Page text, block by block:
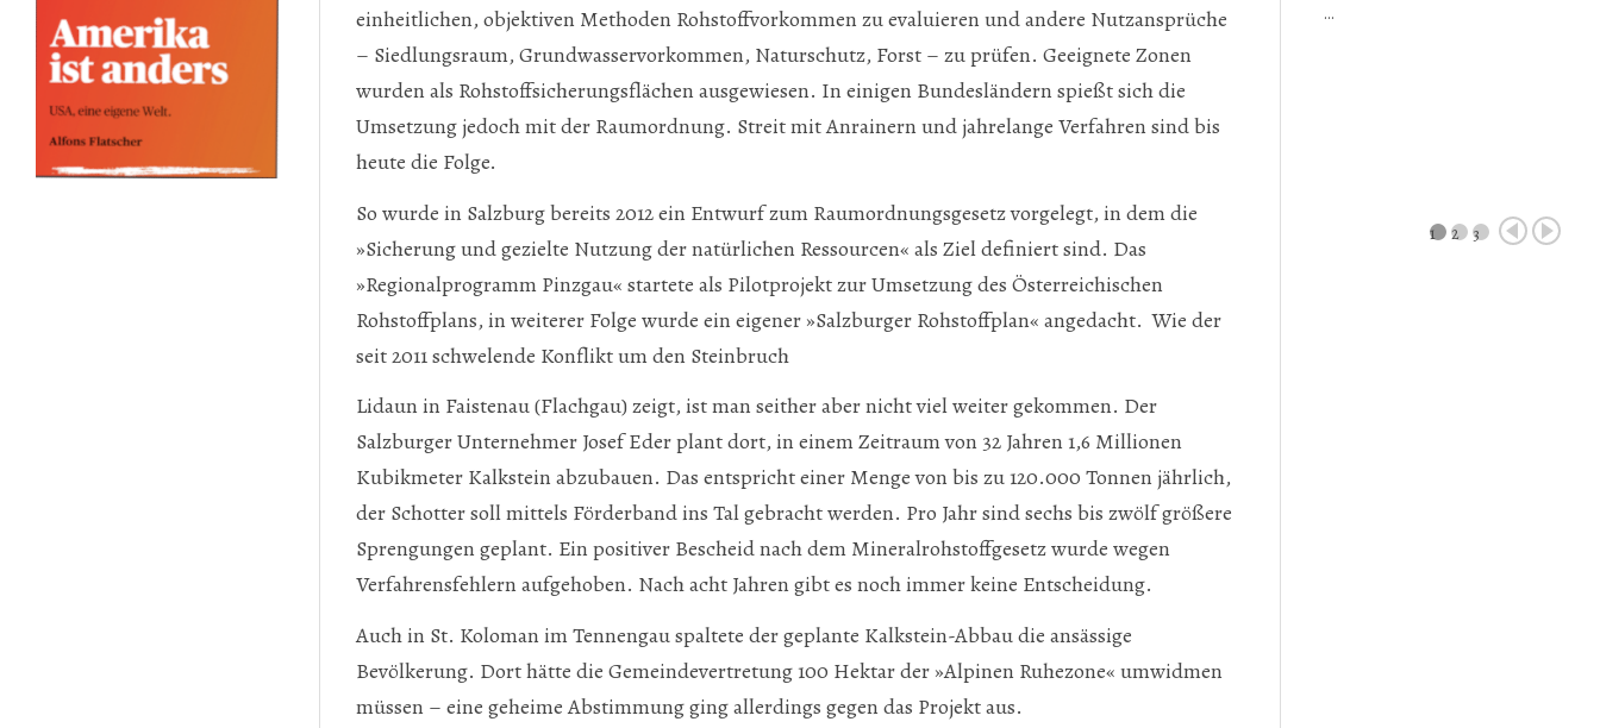
einheitlichen, objektiven Methoden Rohstoffvorkommen zu evaluieren und andere Nutzansprüche
– Siedlungsraum, Grundwasservorkommen, Naturschutz, Forst – zu prüfen. Geeignete Zonen
wurden als Rohstoffsicherungsflächen ausgewiesen. In einigen Bundesländern spießt sich die
Umsetzung jedoch mit der Raumordnung. Streit mit Anrainern und jahrelange Verfahren sind bis
heute die Folge.
So wurde in Salzburg bereits 2012 ein Entwurf zum Raumordnungsgesetz vorgelegt, in dem die
»Sicherung und gezielte Nutzung der natürlichen Ressourcen« als Ziel definiert sind. Das
»Regionalprogramm Pinzgau« startete als Pilotprojekt zur Umsetzung des Österreichischen
Rohstoffplans, in weiterer Folge wurde ein eigener »Salzburger Rohstoffplan« angedacht. Wie der
seit 2011 schwelende Konflikt um den Steinbruch
Lidaun in Faistenau (Flachgau) zeigt, ist man seither aber nicht viel weiter gekommen. Der
Salzburger Unternehmer Josef Eder plant dort, in einem Zeitraum von 32 Jahren 1,6 Millionen
Kubikmeter Kalkstein abzubauen. Das entspricht einer Menge von bis zu 120.000 Tonnen jährlich,
der Schotter soll mittels Förderband ins Tal gebracht werden. Pro Jahr sind sechs bis zwölf größere
Sprengungen geplant. Ein positiver Bescheid nach dem Mineralrohstoffgesetz wurde wegen
Verfahrensfehlern aufgehoben. Nach acht Jahren gibt es noch immer keine Entscheidung.
Auch in St. Koloman im Tennengau spaltete der geplante Kalkstein-Abbau die ansässige
Bevölkerung. Dort hätte die Gemeindevertretung 100 Hektar der »Alpinen Ruhezone« umwidmen
müssen – eine geheime Abstimmung ging allerdings gegen das Projekt aus.
…
1 2 3